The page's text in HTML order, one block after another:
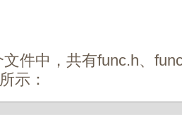
件中，共有func.h、
示：